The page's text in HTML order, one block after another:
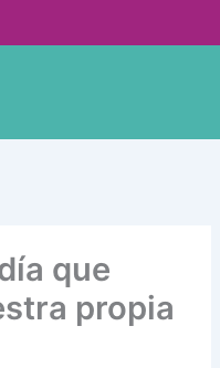
que
propia